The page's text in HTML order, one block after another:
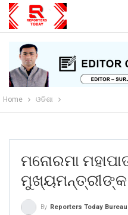
Home ଓଡିଶା
ମନୋରମା
By Reporters Today Bureau